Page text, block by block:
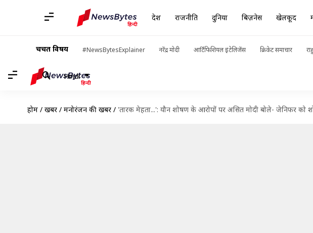
देश राजनीति दुनिया बिज़नेस खेलकूद
चर्चित विषय #NewsBytesExplainer नरेंद्र मोदी आर्टिफिशियल इंटेलिजेंस क्रिकेट समाचार
Hindi
होम / खबरें / मनोरंजन की खबरें / 'तारक मेहता...': यौन शोषण के आरोपों पर असित मोदी बोले- जेनिफर को